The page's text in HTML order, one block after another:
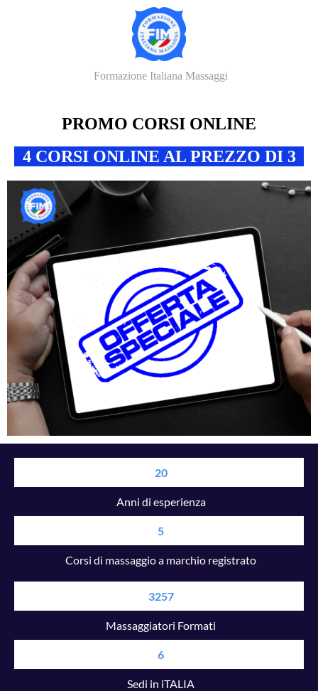
Formazione Italiana Massaggi
PROMO CORSI ONLINE
4 CORSI ONLINE AL PREZZO DI 3
20
Anni di esperienza
5
Corsi di massaggio a marchio registrato
3257
Massaggiatori Formati
6
Sedi in iTALIA